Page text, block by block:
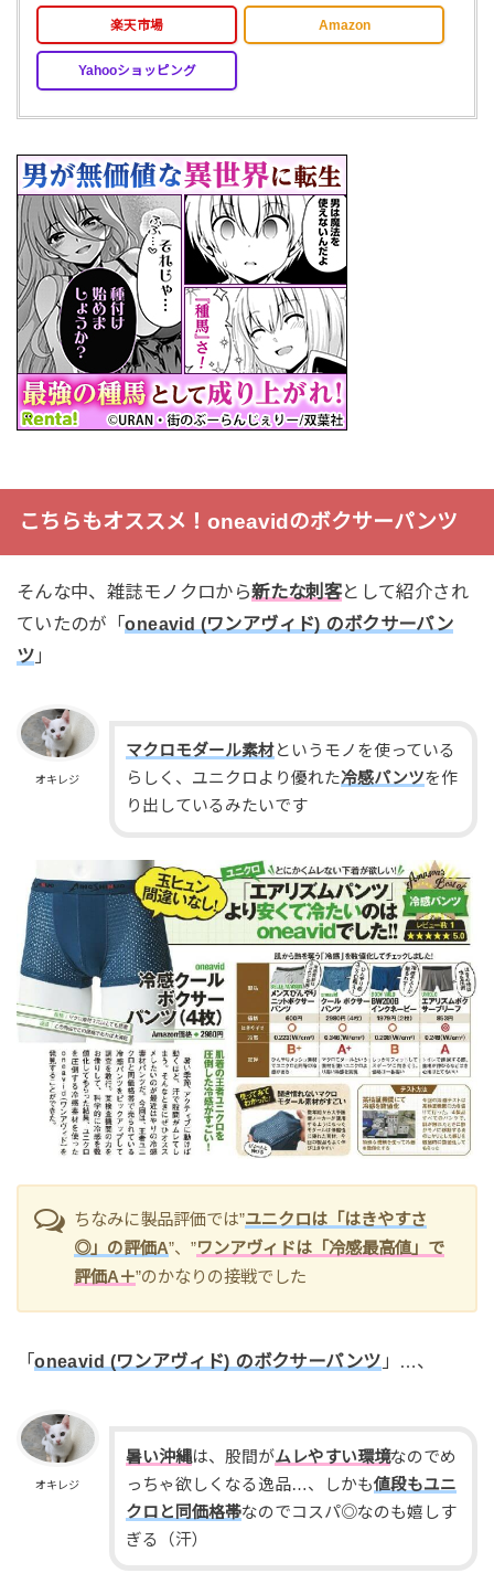
楽天市場 Amazon
Yahooショッピング
こちらもオススメ！oneavidのボクサーパンツ
そんな中、雑誌モノクロから新たな刺客として紹介され
ていたのが「oneavid (ワンアヴィド) のボクサーパン
ツ 」
オキレジ
マクロモダール素材というモノを使っている
らしく、ユニクロより優れた冷感パンツを作
り出しているみたいです
ちなみに製品評価では”ユニクロは「はきやすさ
◎」の評価A”、”ワンアヴィドは「冷感最高値」で
評価A＋”のかなりの接戦でした
「oneavid (ワンアヴィド) のボクサーパンツ 」…、
オキレジ
暑い沖縄は、股間がムレやすい環境なのでめ
っちゃ欲しくなる逸品…、しかも値段もユニ
クロと同価格帯なのでコスパ◎なのも嬉しす
ぎる（汗）